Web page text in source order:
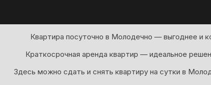
Квартира посуточно в Молодечно — выгоднее и
Краткосрочная аренда квартир — идеальное
Здесь можно сдать и снять квартиру на сутки в